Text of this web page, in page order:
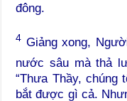
đông.
4 Giảng xong,
nước sâu mà thả
“Thưa Thầy, chúng
bắt được gì cả.